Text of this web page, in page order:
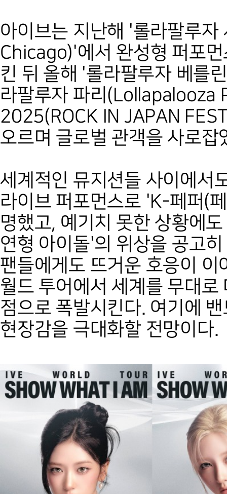
아이브는 지난해 '롤라팔루
Chicago)'에서 완성형 퍼포
킨 뒤 올해 '롤라팔루자 베를
라팔루자 파리(Lollapalooza
2025(ROCK IN JAPAN
오르며 글로벌 관객을 사로잡
세계적인 뮤지션들 사이에서
라이브 퍼포먼스로 'K-페퍼(
명했고, 예기치 못한 상황에
연형 아이돌'의 위상을 공고
팬들에게도 뜨거운 호응이
월드 투어에서 세계를 무대
점으로 폭발시킨다. 여기에
현장감을 극대화할 전망이다.